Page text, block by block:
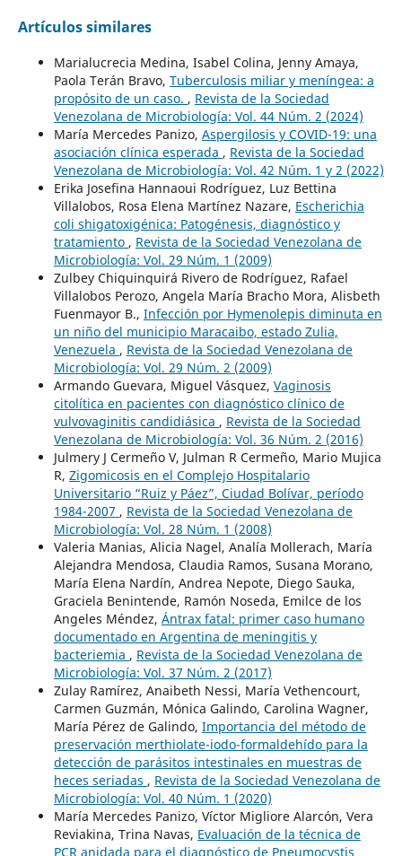
Artículos similares
Marialucrecia Medina, Isabel Colina, Jenny Amaya,
Paola Terán Bravo, Tuberculosis miliar y meníngea: a
propósito de un caso. , Revista de la Sociedad
Venezolana de Microbiología: Vol. 44 Núm. 2 (2024)
María Mercedes Panizo, Aspergilosis y COVID-19: una
asociación clínica esperada , Revista de la Sociedad
Venezolana de Microbiología: Vol. 42 Núm. 1 y 2 (2022)
Erika Josefina Hannaoui Rodríguez, Luz Bettina
Villalobos, Rosa Elena Martínez Nazare, Escherichia
coli shigatoxigénica: Patogénesis, diagnóstico y
tratamiento , Revista de la Sociedad Venezolana de
Microbiología: Vol. 29 Núm. 1 (2009)
Zulbey Chiquinquirá Rivero de Rodríguez, Rafael
Villalobos Perozo, Angela María Bracho Mora, Alisbeth
Fuenmayor B., Infección por Hymenolepis diminuta en
un niño del municipio Maracaibo, estado Zulia,
Venezuela , Revista de la Sociedad Venezolana de
Microbiología: Vol. 29 Núm. 2 (2009)
Armando Guevara, Miguel Vásquez, Vaginosis
citolítica en pacientes con diagnóstico clínico de
vulvovaginitis candidiásica , Revista de la Sociedad
Venezolana de Microbiología: Vol. 36 Núm. 2 (2016)
Julmery J Cermeño V, Julman R Cermeño, Mario Mujica
R, Zigomicosis en el Complejo Hospitalario
Universitario “Ruiz y Páez”, Ciudad Bolívar, período
1984-2007 , Revista de la Sociedad Venezolana de
Microbiología: Vol. 28 Núm. 1 (2008)
Valeria Manias, Alicia Nagel, Analía Mollerach, María
Alejandra Mendosa, Claudia Ramos, Susana Morano,
María Elena Nardín, Andrea Nepote, Diego Sauka,
Graciela Benintende, Ramón Noseda, Emilce de los
Angeles Méndez, Ántrax fatal: primer caso humano
documentado en Argentina de meningitis y
bacteriemia , Revista de la Sociedad Venezolana de
Microbiología: Vol. 37 Núm. 2 (2017)
Zulay Ramírez, Anaibeth Nessi, María Vethencourt,
Carmen Guzmán, Mónica Galindo, Carolina Wagner,
María Pérez de Galindo, Importancia del método de
preservación merthiolate-iodo-formaldehído para la
detección de parásitos intestinales en muestras de
heces seriadas , Revista de la Sociedad Venezolana de
Microbiología: Vol. 40 Núm. 1 (2020)
María Mercedes Panizo, Víctor Migliore Alarcón, Vera
Reviakina, Trina Navas, Evaluación de la técnica de
PCR anidada para el diagnóstico de Pneumocystis